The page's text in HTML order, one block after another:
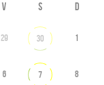
V S D
29 30 1
6 7 8